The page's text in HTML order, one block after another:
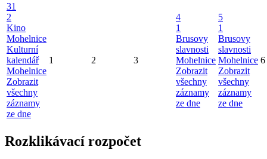
31
2
Kino
Mohelnice
Kulturní
kalendář
Mohelnice
Zobrazit
všechny
záznamy
ze dne
1 2 3
4
1
Brusovy
slavnosti
Mohelnice
Zobrazit
všechny
záznamy
ze dne
5
1
Brusovy
slavnosti
Mohelnice
Zobrazit
všechny
záznamy
ze dne
6
Rozklikávací rozpočet